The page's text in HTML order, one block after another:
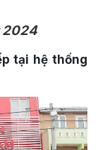
2024
tại hệ thống